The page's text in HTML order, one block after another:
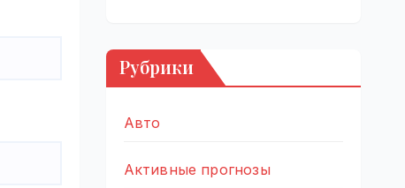
Рубрики
Авто
Активные прогнозы